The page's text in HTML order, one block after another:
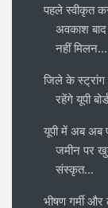
पहले स्वीकृत
अवकाश
नहीं मिलन...
जिले के
रहेंगे यूपी
यूपी में अब अब
जमीन पर
संस्कृत...
भीषण गर्मी